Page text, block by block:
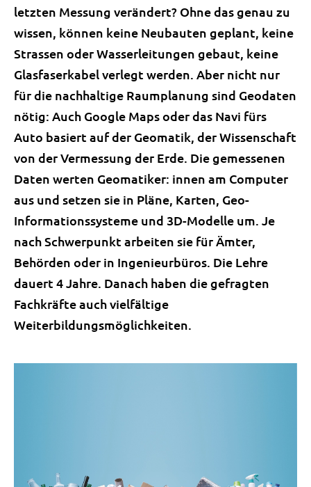
letzten Messung verändert? Ohne das genau zu
wissen, können keine Neubauten geplant, keine
Strassen oder Wasserleitungen gebaut, keine
Glasfaserkabel verlegt werden. Aber nicht nur
für die nachhaltige Raumplanung sind Geodaten
nötig: Auch Google Maps oder das Navi fürs
Auto basiert auf der Geomatik, der Wissenschaft
von der Vermessung der Erde. Die gemessenen
Daten werten Geomatiker: innen am Computer
aus und setzen sie in Pläne, Karten, Geo-
Informationssysteme und 3D-Modelle um. Je
nach Schwerpunkt arbeiten sie für Ämter,
Behörden oder in Ingenieurbüros. Die Lehre
dauert 4 Jahre. Danach haben die gefragten
Fachkräfte auch vielfältige
Weiterbildungsmöglichkeiten.